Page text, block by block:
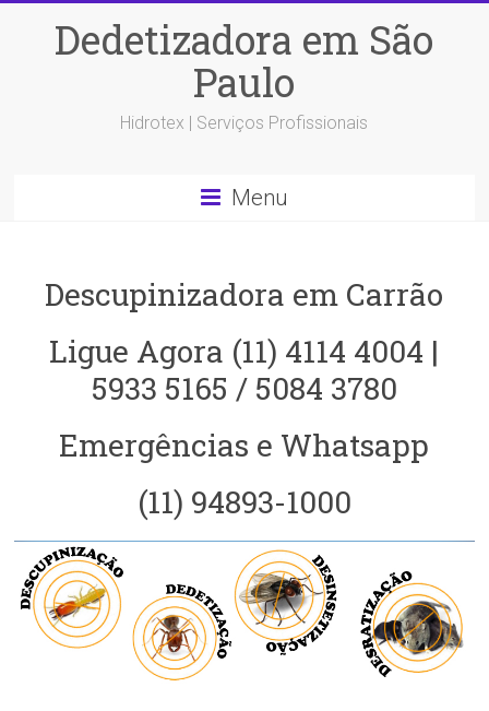
Dedetizadora em São
Paulo
Hidrotex | Serviços Profissionais
Menu
Descupinizadora em Carrão‎
Ligue Agora (11) 4114 4004 |
5933 5165 / 5084 3780
Emergências e Whatsapp
(11) 94893-1000